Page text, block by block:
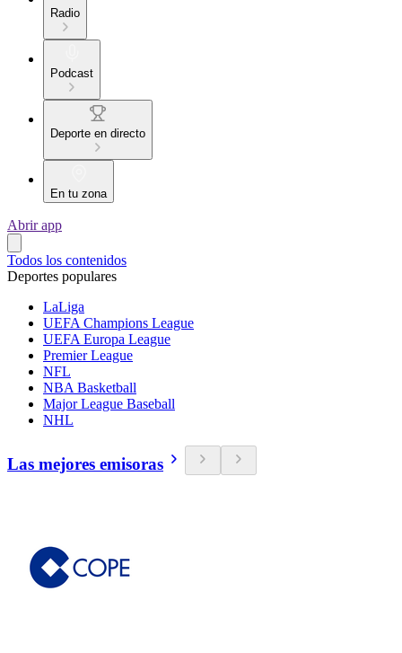
Radio
Podcast
Deporte en directo
En tu zona
Abrir app
Todos los contenidos
Deportes populares
LaLiga
UEFA Champions League
UEFA Europa League
Premier League
NFL
NBA Basketball
Major League Baseball
NHL
Las mejores emisoras